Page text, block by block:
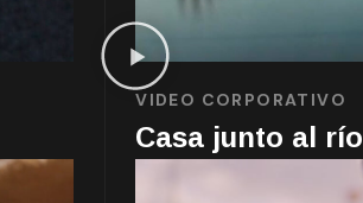
VIDEO CORPORATIVO
Casa junto al río